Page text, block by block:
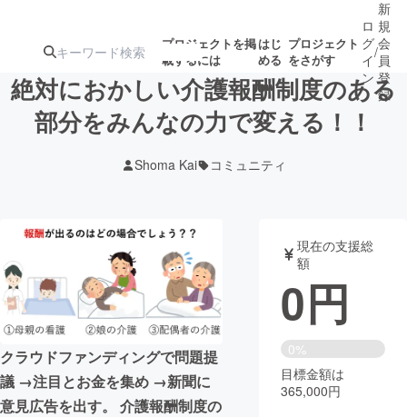
プロジェクトを掲
載するには
はじ
める
プロジェクト
をさがす
ジェクト
ロジェクト
アート・写真 音楽
テクノロジー・ガジェット ゲーム・サ
書籍・雑誌
ビジネス・起業 チャレンジ
ロ
グ
イ
ン
/
新
規
会
員
登
録
絶対におかしい介護報酬制度のある
部分をみんなの力で変える！！
Shoma Kai コミュニティ
クラウドファンディングで問題提
議 →注目とお金を集め →新聞に
意見広告を出す。 介護報酬制度の
現在の支援総
額
0円
0%
目標金額は
365,000円